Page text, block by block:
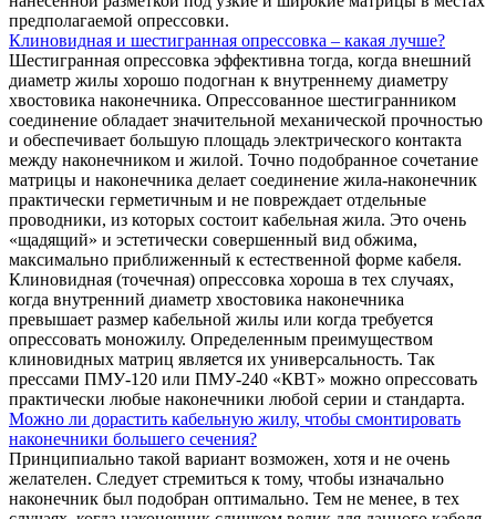
предполагаемой опрессовки.
Клиновидная и шестигранная опрессовка – какая лучше?
Шестигранная опрессовка эффективна тогда, когда внешний
диаметр жилы хорошо подогнан к внутреннему диаметру
хвостовика наконечника. Опрессованное шестигранником
соединение обладает значительной механической прочностью
и обеспечивает большую площадь электрического контакта
между наконечником и жилой. Точно подобранное сочетание
матрицы и наконечника делает соединение жила-наконечник
практически герметичным и не повреждает отдельные
проводники, из которых состоит кабельная жила. Это очень
«щадящий» и эстетически совершенный вид обжима,
максимально приближенный к естественной форме кабеля.
Клиновидная (точечная) опрессовка хороша в тех случаях,
когда внутренний диаметр хвостовика наконечника
превышает размер кабельной жилы или когда требуется
опрессовать моножилу. Определенным преимуществом
клиновидных матриц является их универсальность. Так
прессами ПМУ-120 или ПМУ-240 «КВТ» можно опрессовать
практически любые наконечники любой серии и стандарта.
Можно ли дорастить кабельную жилу, чтобы смонтировать
наконечники большего сечения?
Принципиально такой вариант возможен, хотя и не очень
желателен. Следует стремиться к тому, чтобы изначально
наконечник был подобран оптимально. Тем не менее, в тех